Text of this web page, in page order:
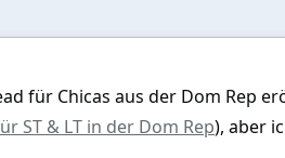
für Chicas aus der Dom Rep
ST & LT in der Dom Rep), aber